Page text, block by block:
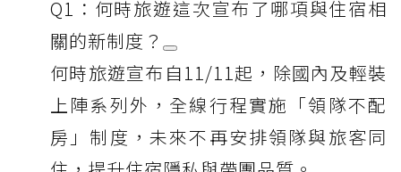
Q1：何時旅遊這次宣布了哪項與住宿相
關的新制度？
何時旅遊宣布自11/11起，除國內及輕裝
上陣系列外，全線行程實施「領隊不配
房」制度，未來不再安排領隊與旅客同